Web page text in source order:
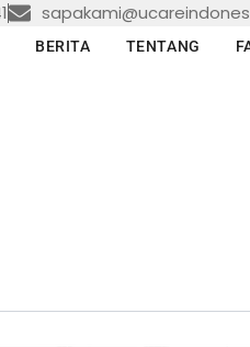
ZISWAF
BERITA TENTANG